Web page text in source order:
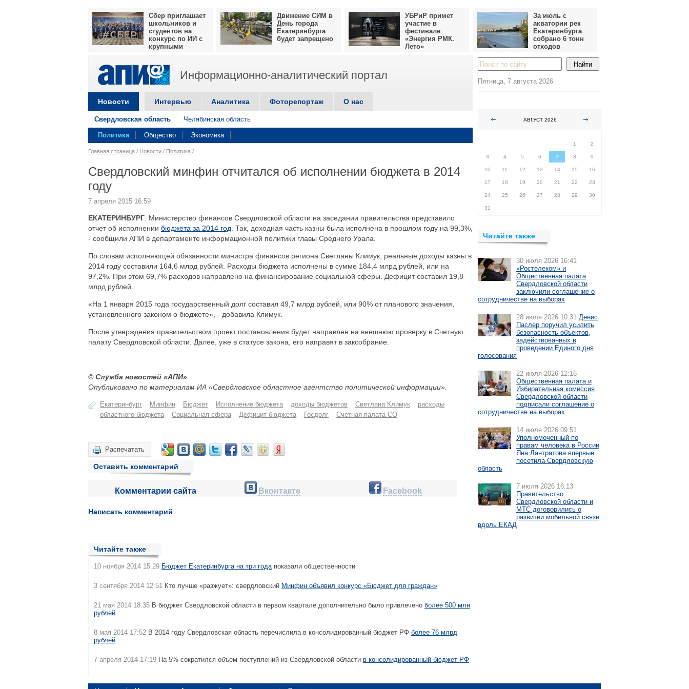
Сбер приглашает
школьников и
студентов на
конкурс по ИИ с
крупными
Движение СИМ в
День города
Екатеринбурга
будет запрещено
УБРиР примет
участие в
фестивале
«Энергия РМК.
Лето»
За июль с
акватории рек
Екатеринбурга
собрано 6 тонн
отходов
Информационно-аналитический портал
Новости Интервью Аналитика Фоторепортаж О нас
Свердловская область Челябинская область
Политика Общество Экономика
Главная страница / Новости / Политика /
Свердловский минфин отчитался об исполнении бюджета в 2014
году
7 апреля 2015 16:59
ЕКАТЕРИНБУРГ . Министерство финансов Свердловской области на заседании правительства представило
отчет об исполнении бюджета за 2014 год . Так, доходная часть казны была исполнена в прошлом году на 99,3%,
- сообщили АПИ в департаменте информационной политики главы Среднего Урала.
По словам исполняющей обязанности министра финансов региона Светланы Климук, реальные доходы казны в
2014 году составили 164,6 млрд рублей. Расходы бюджета исполнены в сумме 184,4 млрд рублей, или на
97,2%. При этом 69,7% расходов направлено на финансирование социальной сферы. Дефицит составил 19,8
млрд рублей.
«На 1 января 2015 года государственный долг составил 49,7 млрд рублей, или 90% от планового значения,
установленного законом о бюджете», - добавила Климук.
После утверждения правительством проект постановления будет направлен на внешнюю проверку в Счетную
палату Свердловской области. Далее, уже в статусе закона, его направят в заксобрание.
© Служба новостей «АПИ»
Опубликовано по материалам ИА «Свердловское областное агентство политической информации».
Екатеринбург Минфин Бюджет Исполнение бюджета доходы бюджетов Светлана Климук
расходы
областного бюджета
Социальная сфера Дефицит бюджета Госдолг Счетная палата СО
Распечатать
Оставить комментарий
Комментарии сайта Вконтакте Facebook
Написать комментарий
Читайте также
10 ноября 2014 15:29 Бюджет Екатеринбурга на три годапоказали общественности
3 сентября 2014 12:51 Кто лучше «разжует»: свердловский Минфин объявил конкурс «Бюджет для граждан»
21 мая 2014 18:35 В бюджет Свердловской области в первом квартале дополнительно было привлечено более 500 млн
рублей
8 мая 2014 17:52 В 2014 году Свердловская область перечислила в консолидированный бюджет РФ более 76 млрд
рублей
7 апреля 2014 17:19 На 5% сократился объем поступлений из Свердловской области в консолидированный бюджет РФ
Пятница, 7 августа 2026
АВГУСТ 2026
1
2
3 4 5 6 7 8 9
10 11 12 13 14 15 16
17 18 19 20 21 22 23
24 25 26 27 28 29 30
31
Читайте также
30 июля 2026 16:41
«Ростелеком» и
Общественная палата
Свердловской области
заключили соглашение о
сотрудничестве на выборах
28 июля 2026 10:31 Денис
Паслер поручил усилить
безопасность объектов,
задействованных в
проведении Единого дня
голосования
22 июля 2026 12:16
Общественная палата и
Избирательная комиссия
Свердловской области
подписали соглашение о
сотрудничестве на выборах
14 июля 2026 09:51
Уполномоченный по
правам человека в России
Яна Лантратова впервые
посетила Свердловскую
область
7 июля 2026 16:13
Правительство
Свердловской области и
МТС договорились о
развитии мобильной связи
вдоль ЕКАД